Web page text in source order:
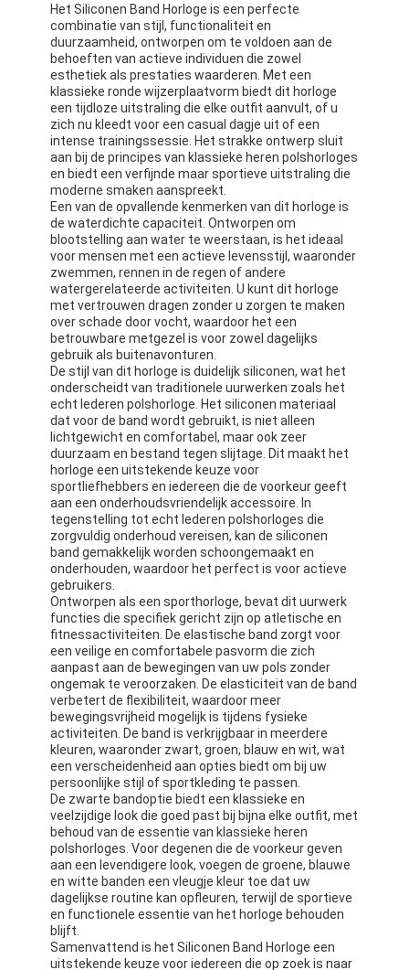
Thuis
Producten
Over Ons
Het Siliconen Band Horloge is een perfecte
combinatie van stijl, functionaliteit en
duurzaamheid, ontworpen om te voldoen aan de
behoeften van actieve individuen die zowel
esthetiek als prestaties waarderen. Met een
klassieke ronde wijzerplaatvorm biedt dit horloge
een tijdloze uitstraling die elke outfit aanvult, of u
zich nu kleedt voor een casual dagje uit of een
intense trainingssessie. Het strakke ontwerp sluit
aan bij de principes van klassieke heren polshorloges
en biedt een verfijnde maar sportieve uitstraling die
moderne smaken aanspreekt.
Een van de opvallende kenmerken van dit horloge is
de waterdichte capaciteit. Ontworpen om
blootstelling aan water te weerstaan, is het ideaal
voor mensen met een actieve levensstijl, waaronder
zwemmen, rennen in de regen of andere
watergerelateerde activiteiten. U kunt dit horloge
met vertrouwen dragen zonder u zorgen te maken
over schade door vocht, waardoor het een
betrouwbare metgezel is voor zowel dagelijks
gebruik als buitenavonturen.
De stijl van dit horloge is duidelijk siliconen, wat het
onderscheidt van traditionele uurwerken zoals het
echt lederen polshorloge. Het siliconen materiaal
dat voor de band wordt gebruikt, is niet alleen
lichtgewicht en comfortabel, maar ook zeer
duurzaam en bestand tegen slijtage. Dit maakt het
horloge een uitstekende keuze voor
sportliefhebbers en iedereen die de voorkeur geeft
aan een onderhoudsvriendelijk accessoire. In
tegenstelling tot echt lederen polshorloges die
zorgvuldig onderhoud vereisen, kan de siliconen
band gemakkelijk worden schoongemaakt en
onderhouden, waardoor het perfect is voor actieve
gebruikers.
Ontworpen als een sporthorloge, bevat dit uurwerk
functies die specifiek gericht zijn op atletische en
fitnessactiviteiten. De elastische band zorgt voor
een veilige en comfortabele pasvorm die zich
aanpast aan de bewegingen van uw pols zonder
ongemak te veroorzaken. De elasticiteit van de band
verbetert de flexibiliteit, waardoor meer
bewegingsvrijheid mogelijk is tijdens fysieke
activiteiten. De band is verkrijgbaar in meerdere
kleuren, waaronder zwart, groen, blauw en wit, wat
een verscheidenheid aan opties biedt om bij uw
persoonlijke stijl of sportkleding te passen.
De zwarte bandoptie biedt een klassieke en
veelzijdige look die goed past bij bijna elke outfit, met
behoud van de essentie van klassieke heren
polshorloges. Voor degenen die de voorkeur geven
aan een levendigere look, voegen de groene, blauwe
en witte banden een vleugje kleur toe dat uw
dagelijkse routine kan opfleuren, terwijl de sportieve
en functionele essentie van het horloge behouden
blijft.
Samenvattend is het Siliconen Band Horloge een
uitstekende keuze voor iedereen die op zoek is naar